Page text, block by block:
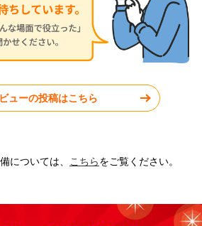
東京都小平市
事実績をもっと見る
ューの投稿はこちら
については、 こちらをご覧ください。